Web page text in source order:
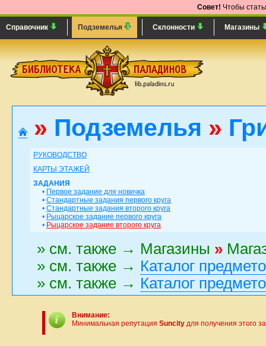
Совет! Чтобы
Справочник Подземелья Склонности Магазины
» Подземелья »
РУКОВОДСТВО
КАРТЫ ЭТАЖЕЙ
ЗАДАНИЯ
• Первое задание для новичка
• Стандартные задания первого круга
• Стандартные задания второго круга
• Рыцарское задание первого круга
• Рыцарское задание второго круга
» см. также → Магазины »
» см. также → Каталог
» см. также → Каталог
Внимание:
Минимальная репутация Suncity для получения этого